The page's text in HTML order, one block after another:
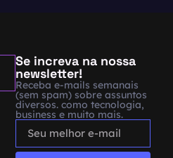
Se increva na nossa
newsletter!
Receba e-mails semanais
(sem spam) sobre assuntos
diversos. como tecnologia,
business e muito mais.